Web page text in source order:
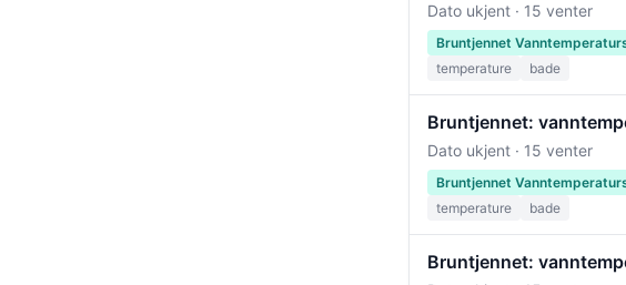
Dato ukjent · 15 venter
Bruntjennet
temperature
bade
Bruntjennet:
Dato ukjent · 15 venter
Bruntjennet
temperature
bade
Bruntjennet: